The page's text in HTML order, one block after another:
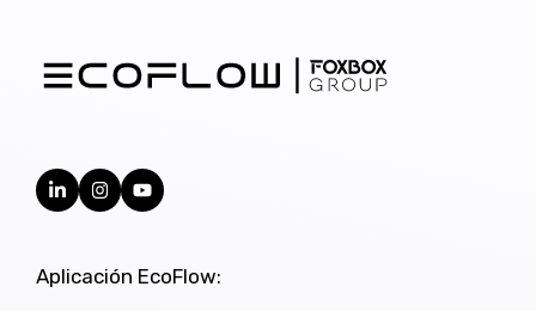
Aplicación EcoFlow: